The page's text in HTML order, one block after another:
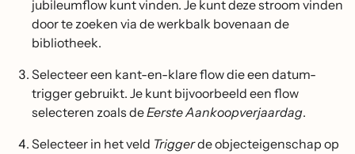
jubileumflow kunt vinden. Je kunt deze stroom vinden
door te zoeken via de werkbalk bovenaan de
bibliotheek.
Selecteer een kant-en-klare flow die een datum-
trigger gebruikt. Je kunt bijvoorbeeld een flow
selecteren zoals deEerste Aankoopverjaardag.
Selecteer in het veld Triggerde objecteigenschap op